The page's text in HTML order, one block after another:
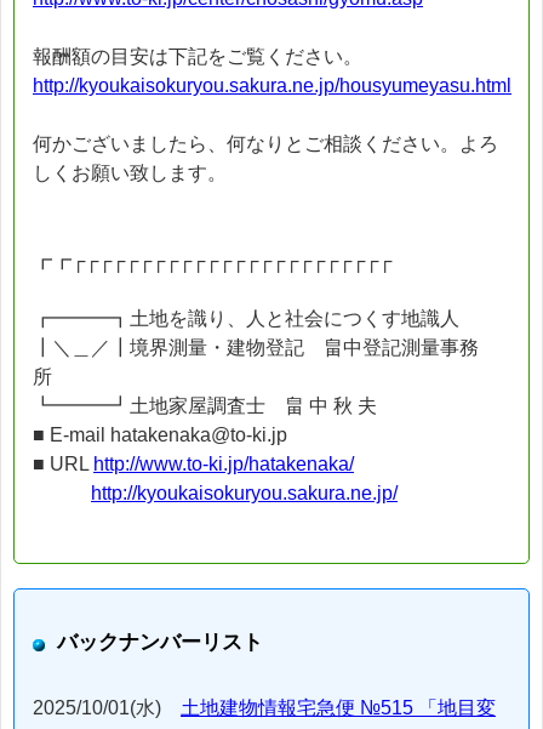
報酬額の目安は下記をご覧ください。
http://kyoukaisokuryou.sakura.ne.jp/housyumeyasu.html
何かございましたら、何なりとご相談ください。よろ
しくお願い致します。
┏┏┌┌┌┌┌┌┌┌┌┌┌┌┌┌┌┌┌┌┌┌┌┌┌┌
┏━━━┓土地を識り、人と社会につくす地識人
┃＼＿／┃境界測量・建物登記 畠中登記測量事務
所
┗━━━┛土地家屋調査士 畠 中 秋 夫
■ E-mail hatakenaka@to-ki.jp
■ URL http://www.to-ki.jp/hatakenaka/
http://kyoukaisokuryou.sakura.ne.jp/
バックナンバーリスト
2025/10/01(水) 土地建物情報宅急便 №515 「地目変